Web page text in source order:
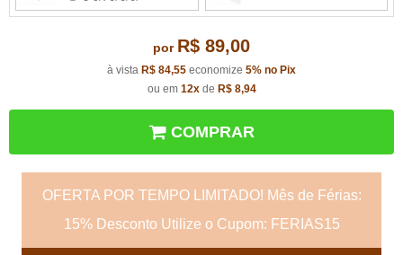
por R$ 89,00
à vista R$ 84,55 economize 5% no Pix
ou em 12xde R$ 8,94
COMPRAR
OFERTA POR TEMPO LIMITADO! Mês de Férias:
15% Desconto Utilize o Cupom: FERIAS15